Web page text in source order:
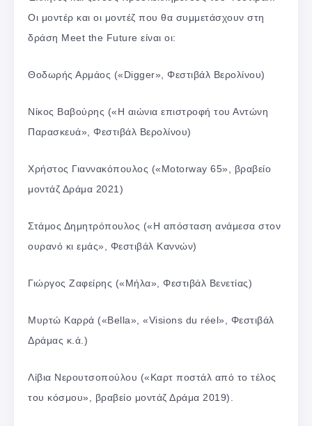
Οι μοντέρ και οι μοντέζ που θα συμμετάσχουν στη
δράση Meet the Future είναι οι:
Θοδωρής Αρμάος («Digger», Φεστιβάλ Βερολίνου)
Νίκος Βαβούρης («Η αιώνια επιστροφή του Αντώνη
Παρασκευά», Φεστιβάλ Βερολίνου)
Χρήστος Γιαννακόπουλος («Motorway 65», βραβείο
μοντάζ Δράμα 2021)
Στάμος Δημητρόπουλος («Η απόσταση ανάμεσα στον
ουρανό κι εμάς», Φεστιβάλ Καννών)
Γιώργος Ζαφείρης («Μήλα», Φεστιβάλ Βενετίας)
Μυρτώ Καρρά («Bella», «Visions du réel», Φεστιβάλ
Δράμας κ.ά.)
Λίβια Νερουτσοπούλου («Καρτ ποστάλ από το τέλος
του κόσμου», βραβείο μοντάζ Δράμα 2019).